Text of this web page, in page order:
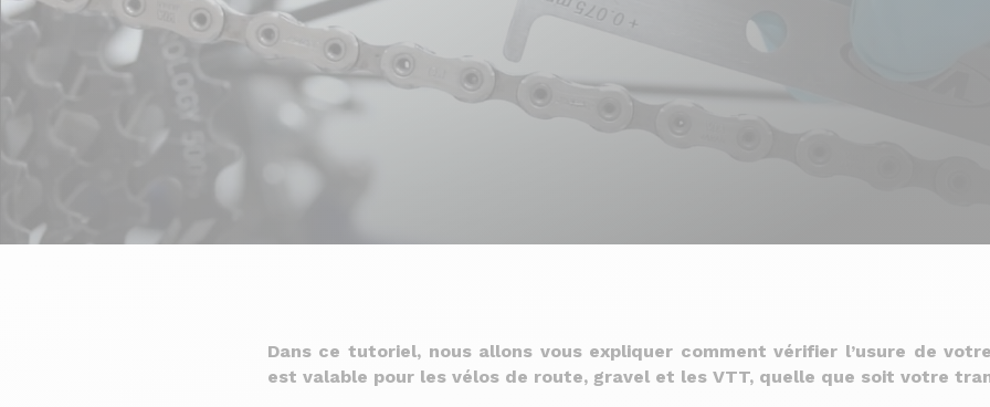
Dans ce tutoriel, nous allons vous expliquer comment vérifier l’usure de
est valable pour les vélos de route, gravel et les VTT, quelle que soit votre